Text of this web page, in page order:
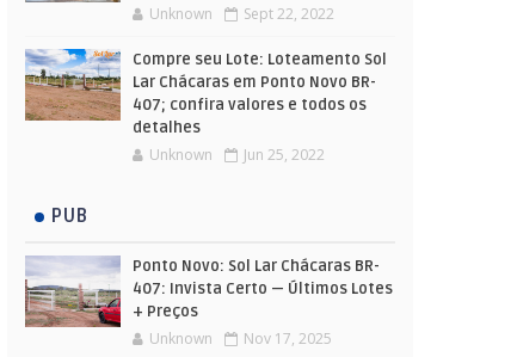
Unknown Sept 22, 2022
Compre seu Lote: Loteamento Sol
Lar Chácaras em Ponto Novo BR-
407; confira valores e todos os
detalhes
Unknown Jun 25, 2022
PUB
Ponto Novo: Sol Lar Chácaras BR-
407: Invista Certo — Últimos Lotes
+ Preços
Unknown Nov 17, 2025